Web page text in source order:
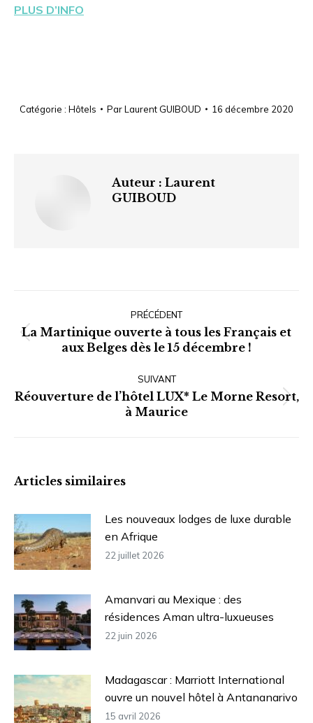
PLUS D’INFO
Catégorie : Hôtels ParLaurent GUIBOUD 16 décembre 2020
Auteur : Laurent
GUIBOUD
PRÉCÉDENT
Article
:
La Martinique ouverte à tous les Français et
aux Belges dès le 15 décembre !
SUIVANT
Article
Réouverture de l’hôtel LUX* Le Morne Resort,
à Maurice
Articles similaires
Les nouveaux lodges de luxe durable
en Afrique
22 juillet 2026
Amanvari au Mexique : des
résidences Aman ultra-luxueuses
22 juin 2026
Madagascar : Marriott International
ouvre un nouvel hôtel à Antananarivo
15 avril 2026